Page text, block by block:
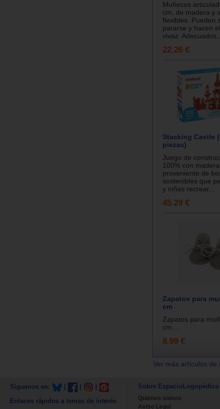
Muñecos
cm, de madera y
flexibles. Pueden
pararse y hacen
vivaz.
22.26 €
Stacking Castle
piezas)
Juego de
100% con
proveniente de
sostenibles que
y niñas recrear...
45.29 €
Zapatos para
cm
Zapatos para
cm....
8.99 €
Ver más artículos
Síguenos en:
Enlaces rápidos a temas de interés
Sobre EspacioLogopédico
Quienes somos
Aviso Legal